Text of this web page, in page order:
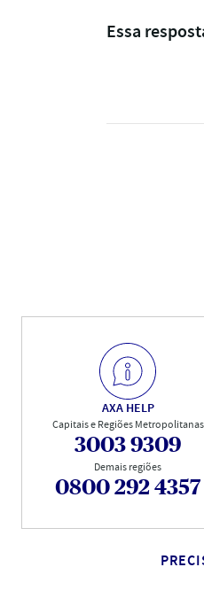
Essa
AXA HELP
Capitais e Regiões Metropolitanas
3003 9309
Demais regiões
0800 292 4357